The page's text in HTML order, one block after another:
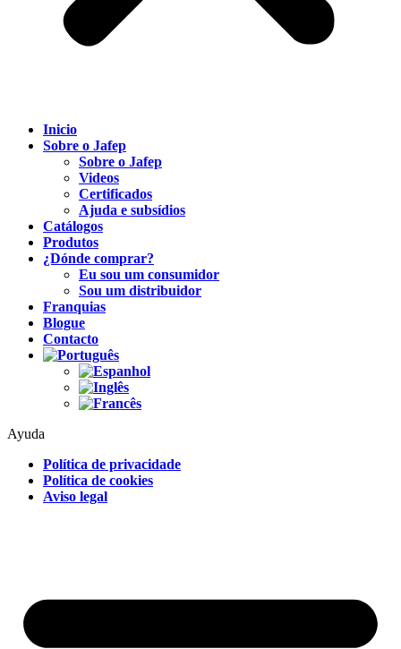
Inicio
Sobre o Jafep
Sobre o Jafep
Videos
Certificados
Ajuda e subsídios
Catálogos
Produtos
¿Dónde comprar?
Eu sou um consumidor
Sou um distribuidor
Franquias
Blogue
Contacto
Ayuda
Política de privacidade
Política de cookies
Aviso legal